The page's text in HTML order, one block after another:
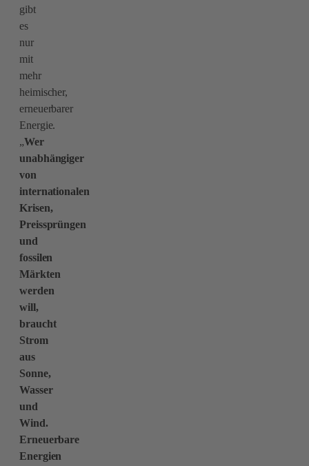
gibt
es
nur
mit
mehr
heimischer,
erneuerbarer
Energie.
„Wer
unabhängiger
von
internationalen
Krisen,
Preissprüngen
und
fossilen
Märkten
werden
will,
braucht
Strom
aus
Sonne,
Wasser
und
Wind.
Erneuerbare
Energien